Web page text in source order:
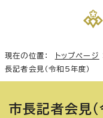
現在の位置： トップページ
長記者会見（令和5年度）
市長記者会見